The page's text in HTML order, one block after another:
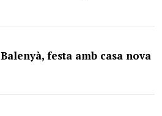
Balenyà, festa amb casa nova